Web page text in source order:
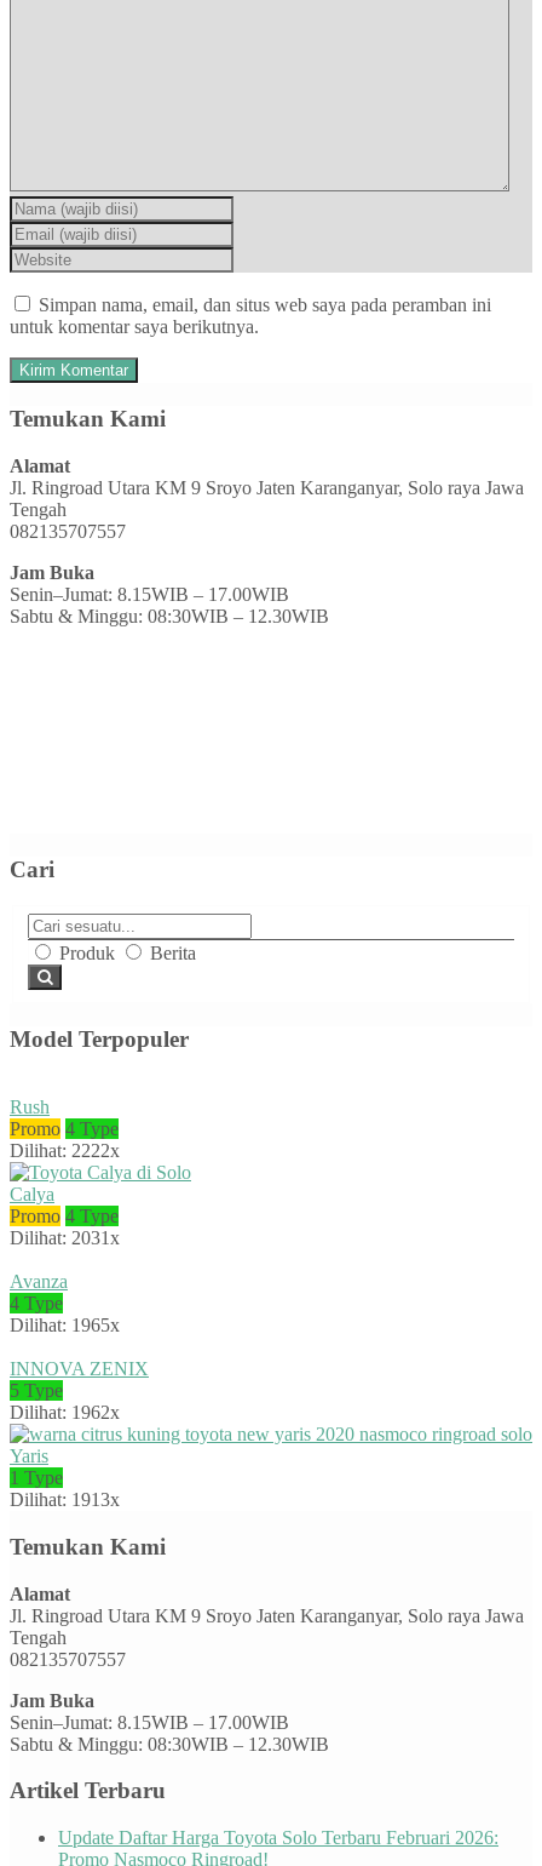
Simpan nama, email, dan situs web saya pada peramban ini
untuk komentar saya berikutnya.
Temukan Kami
Alamat
Jl. Ringroad Utara KM 9 Sroyo Jaten Karanganyar, Solo raya Jawa
Tengah
082135707557
Jam Buka
Senin–Jumat: 8.15WIB – 17.00WIB
Sabtu & Minggu: 08:30WIB – 12.30WIB
Cari
Produk Berita
Model Terpopuler
Rush
Promo 4 Type
Dilihat: 2222x
Calya
Promo 4 Type
Dilihat: 2031x
Avanza
4 Type
Dilihat: 1965x
INNOVA ZENIX
5 Type
Dilihat: 1962x
Yaris
1 Type
Dilihat: 1913x
Temukan Kami
Alamat
Jl. Ringroad Utara KM 9 Sroyo Jaten Karanganyar, Solo raya Jawa
Tengah
082135707557
Jam Buka
Senin–Jumat: 8.15WIB – 17.00WIB
Sabtu & Minggu: 08:30WIB – 12.30WIB
Artikel Terbaru
Update Daftar Harga Toyota Solo Terbaru Februari 2026:
Promo Nasmoco Ringroad!